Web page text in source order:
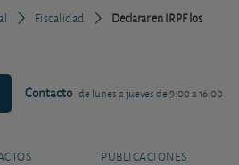
Fiscalidad
Declarar en IRPF los
Contacto de lunes a jueves de 9:00 a 16:00
PUBLICACIONES